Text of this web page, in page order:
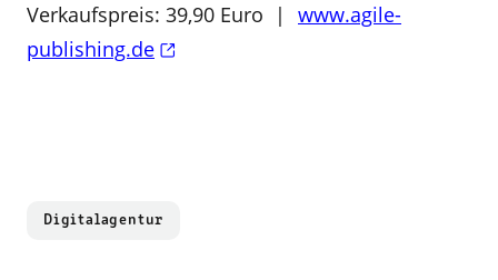
Verkaufspreis: 39,90 Euro | www.agile-
publishing.de
Digitalagentur